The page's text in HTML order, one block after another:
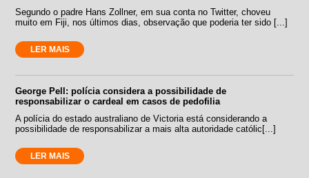
Segundo o padre Hans Zollner, em sua conta no Twitter, choveu
muito em Fiji, nos últimos dias, observação que poderia ter sido [...]
LER MAIS
George Pell: polícia considera a possibilidade de
responsabilizar o cardeal em casos de pedofilia
A polícia do estado australiano de Victoria está considerando a
possibilidade de responsabilizar a mais alta autoridade católic[...]
LER MAIS